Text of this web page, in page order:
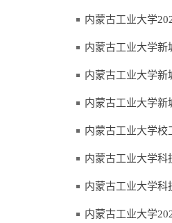
内蒙古工业大学
内蒙古工业大学新
内蒙古工业大学新
内蒙古工业大学新
内蒙古工业大学校
内蒙古工业大学科
内蒙古工业大学科
内蒙古工业大学